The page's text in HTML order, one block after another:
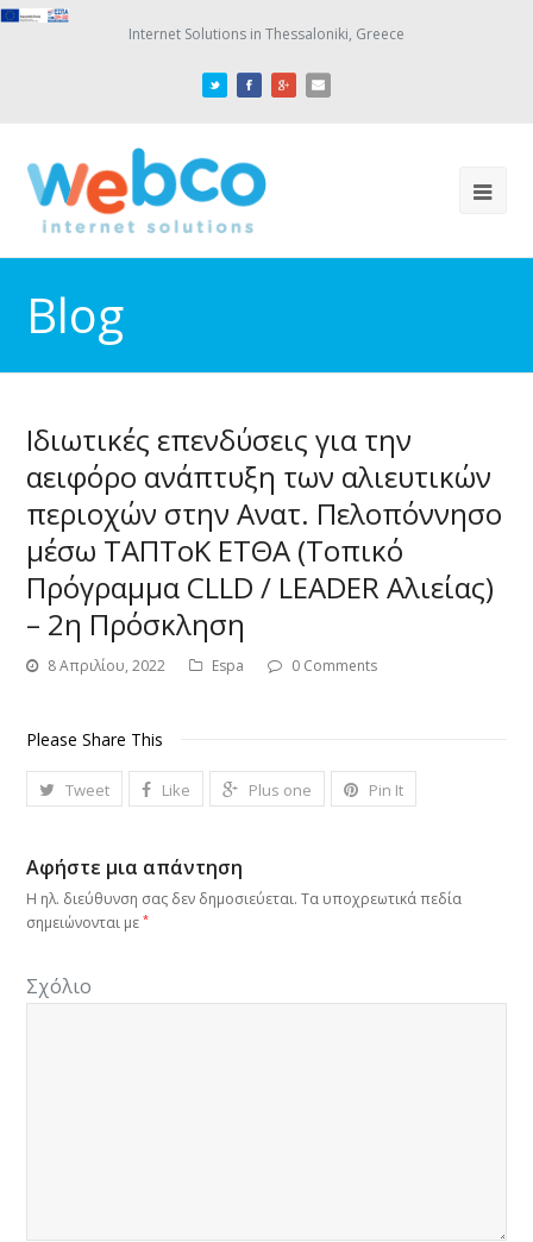
Internet Solutions in Thessaloniki, Greece
Blog
Ιδιωτικές επενδύσεις για την
αειφόρο ανάπτυξη των αλιευτικών
περιοχών στην Ανατ. Πελοπόννησο
μέσω ΤΑΠΤοΚ ΕΤΘΑ (Τοπικό
Πρόγραμμα CLLD / LEADER Αλιείας)
– 2η Πρόσκληση
8 Απριλίου, 2022 Espa 0 Comments
Please Share This
Tweet Like Plus one Pin It
Αφήστε μια απάντηση
Η ηλ. διεύθυνση σας δεν δημοσιεύεται. Τα υποχρεωτικά πεδία
σημειώνονται με*
Σχόλιο